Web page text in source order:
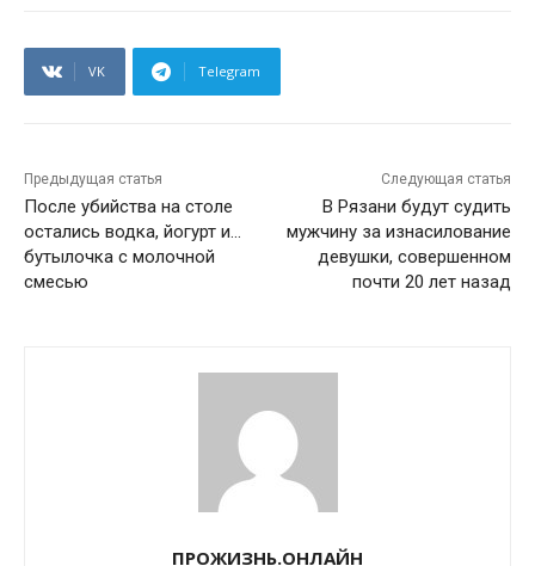
VK Telegram
Предыдущая статья
После убийства на столе
остались водка, йогурт и…
бутылочка с молочной
смесью
Следующая статья
В Рязани будут судить
мужчину за изнасилование
девушки, совершенном
почти 20 лет назад
ПРОЖИЗНЬ.ОНЛАЙН